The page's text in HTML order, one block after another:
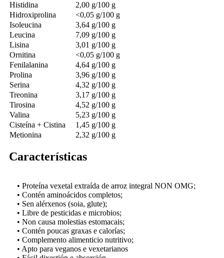
Histidina
2,00 g/100 g
Hidroxiprolina
<0,05 g/100 g
Isoleucina
3,64 g/100 g
Leucina
7,09 g/100 g
Lisina
3,01 g/100 g
Ornitina
<0,05 g/100 g
Fenilalanina
4,64 g/100 g
Prolina
3,96 g/100 g
Serina
4,32 g/100 g
Treonina
3,17 g/100 g
Tirosina
4,52 g/100 g
Valina
5,23 g/100 g
Cisteína + Cistina
1,45 g/100 g
Metionina
2,32 g/100 g
Características
• Proteína vexetal extraída de arroz integral NON OMG;
• Contén aminoácidos completos;
• Sen alérxenos (soia, glute);
• Libre de pesticidas e microbios;
• Non causa molestias estomacais;
• Contén poucas graxas e calorías;
• Complemento alimenticio nutritivo;
• Apto para veganos e vexetarianos